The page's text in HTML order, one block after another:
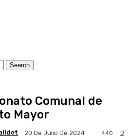
Comunal de
Mayor
20 De Julio De 2024 0
440